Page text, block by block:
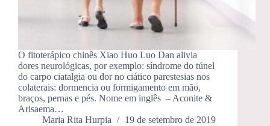
O fitoterápico chinês Xiao Huo Luo Dan alivia
dores neurológicas, por exemplo: síndrome do túnel
do carpo ciatalgia ou dor no ciático parestesias nos
colaterais: dormencia ou formigamento em mão,
braços, pernas e pés. Nome em inglês – Aconite &
Arisaema…
Maria Rita Hurpia
19 de setembro de 2019